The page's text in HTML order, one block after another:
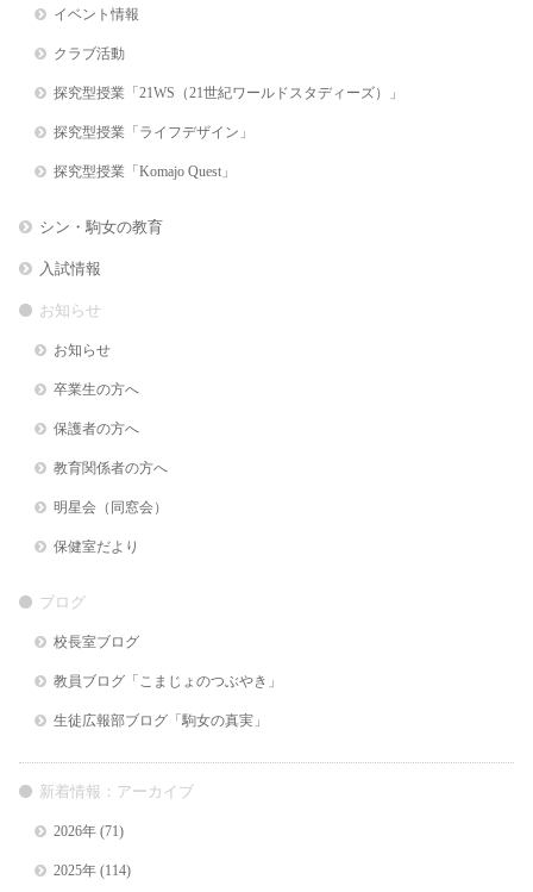
イベント情報
クラブ活動
探究型授業「21WS（21世紀ワールドスタディーズ）」
探究型授業「ライフデザイン」
探究型授業「Komajo Quest」
シン・駒女の教育
入試情報
お知らせ
お知らせ
卒業生の方へ
保護者の方へ
教育関係者の方へ
明星会（同窓会）
保健室だより
ブログ
校長室ブログ
教員ブログ「こまじょのつぶやき」
生徒広報部ブログ「駒女の真実」
新着情報：アーカイブ
2026年(71)
2025年(114)